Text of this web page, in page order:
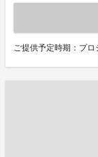
ご提供予定時期：プ